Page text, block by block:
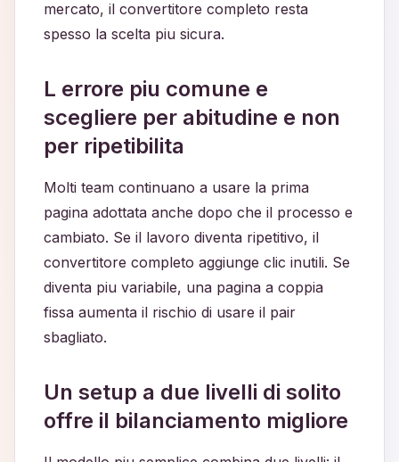
mercato, il convertitore completo resta
spesso la scelta piu sicura.
L errore piu comune e
scegliere per abitudine e non
per ripetibilita
Molti team continuano a usare la prima
pagina adottata anche dopo che il processo e
cambiato. Se il lavoro diventa ripetitivo, il
convertitore completo aggiunge clic inutili. Se
diventa piu variabile, una pagina a coppia
fissa aumenta il rischio di usare il pair
sbagliato.
Un setup a due livelli di solito
offre il bilanciamento migliore